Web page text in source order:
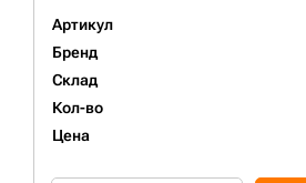
Артикул
Бренд
Склад
Кол-во
Цена